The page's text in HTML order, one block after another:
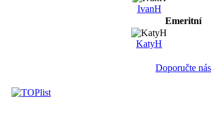
IvanH
Emeritní
KatyH
Doporučte nás